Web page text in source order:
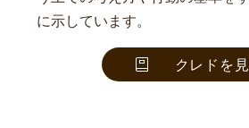
に示しています。
クレドを